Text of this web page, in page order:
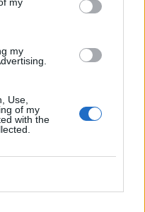
my
Use,
of my
with the